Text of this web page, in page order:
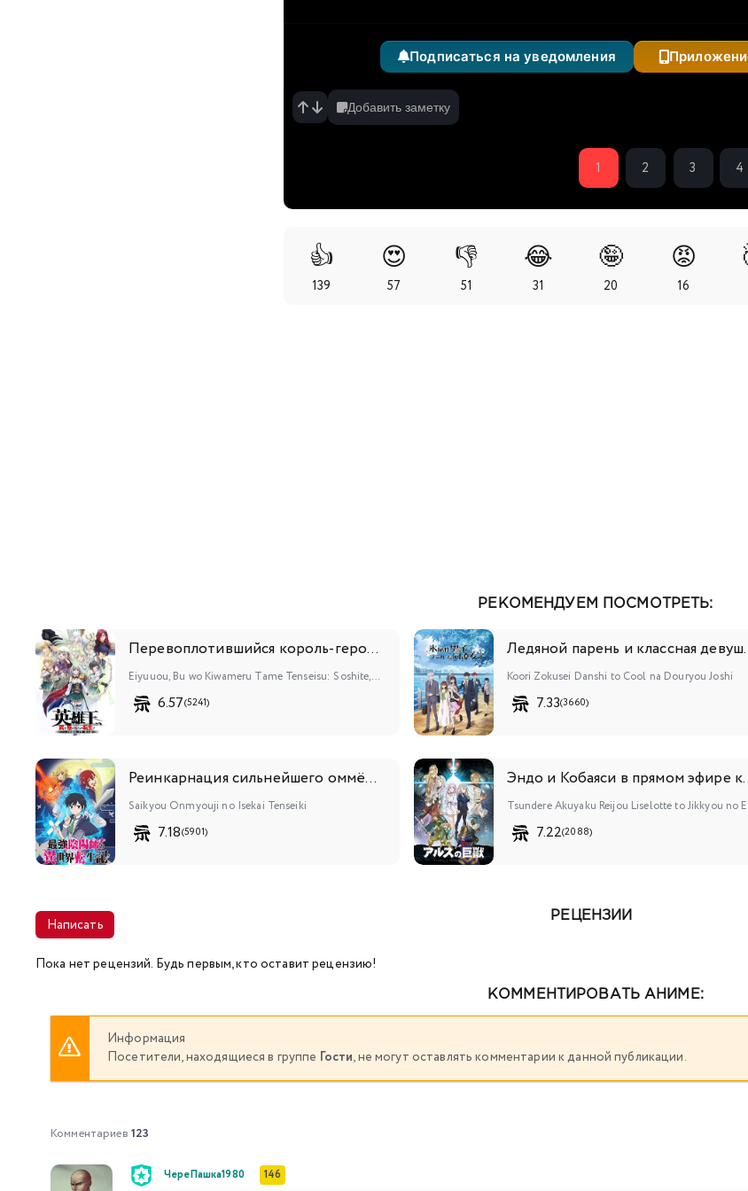
Подписаться на уведомления
Добавить заметку
1 2 3 4
👍
139
😍
57
👎
51
😂
31
🤪
20
😡
16
РЕКОМЕНДУЕМ ПОСМОТРЕТЬ:
Перевоплотившийся король-герой, ставший самой сильной ученицей рыцаря
Eiyuuou, Bu wo Kiwameru Tame Tenseisu: Soshite, Sekai Saikyou no Minarai Kishi♀
6.57(5241)
Ледяной
Koori Zokusei Danshi to Cool na Douryou Joshi
7.33(3660)
Реинкарнация сильнейшего оммёдзи: Эти монстры слишком слабы по сравнению с моим ёкаем
Saikyou Onmyouji no Isekai Tenseiki
7.18(5901)
Эндо и Кобаяси
7.22(2088)
Написать
РЕЦЕНЗИИ
Пока нет рецензий. Будь первым, кто оставит рецензию!
КОММЕНТИРОВАТЬ АНИМЕ:
Информация
Посетители, находящиеся в группе Гости, не могут оставлять комментарии к данной публикации.
Комментариев 123
ЧереПашка1980 146